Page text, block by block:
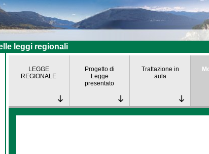
leggi regionali
LEGGE
REGIONALE
Progetto di
Legge
presentato
Trattazione in
aula